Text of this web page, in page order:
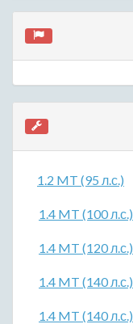
1.2 MT (95 л.с.)
1.4 MT (100 л.с.)
1.4 MT (120 л.с.)
1.4 MT (140 л.с.)
1.4 MT (140 л.с.)